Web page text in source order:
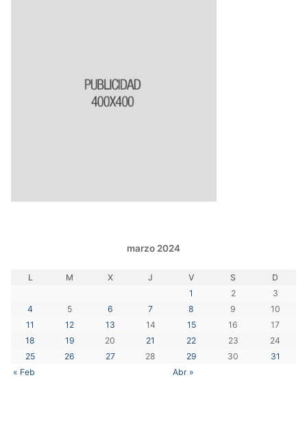
marzo 2024
L M X J V S D
« Feb Abr »
1 2
3
4
5 6 7 8 9
10
11
12 13 14 15 16
17
18
19 20 21 22 23
24
25
26 27 28 29 30 31